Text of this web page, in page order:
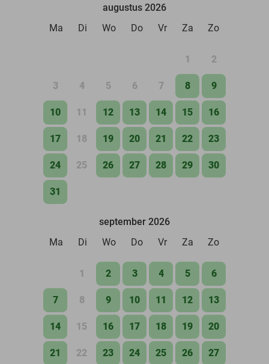
augustus 2026
Ma
Di Wo Do Vr Za Zo
1 2
3 4 5 6 7 8 9
10 11 12 13 14 15 16
17 18 19 20 21 22 23
24 25 26 27 28 29 30
31
september 2026
Ma
Di Wo Do Vr Za Zo
1 2 3 4 5 6
7 8 9 10 11 12 13
14 15 16 17 18 19 20
21 22 23 24 25 26 27